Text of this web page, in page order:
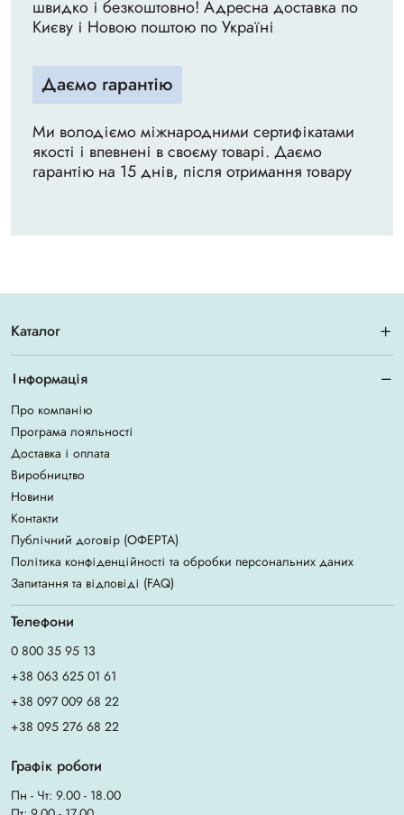
швидко і безкоштовно! Адресна доставка по
Києву і Новою поштою по Україні
Даємо гарантію
Ми володіємо міжнародними сертифікатами
якості і впевнені в своєму товарі. Даємо
гарантію на 15 днів, після отримання товару
Каталог
Інформація
Про компанію
Програма лояльності
Доставка і оплата
Виробництво
Новини
Контакти
Публічний договір (ОФЕРТА)
Політика конфіденційності та обробки персональних даних
Запитання та відповіді (FAQ)
Телефони
0 800 35 95 13
+38 063 625 01 61
+38 097 009 68 22
+38 095 276 68 22
Графік роботи
Пн - Чт: 9.00 - 18.00